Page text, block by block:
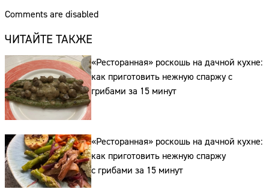
Comments are disabled
ЧИТАЙТЕ ТАКЖЕ
«Ресторанная» роскошь на дачной кухне:
как приготовить нежную спаржу с
грибами за 15 минут
«Ресторанная» роскошь на дачной кухне:
как приготовить нежную спаржу
с грибами за 15 минут
Сайт: